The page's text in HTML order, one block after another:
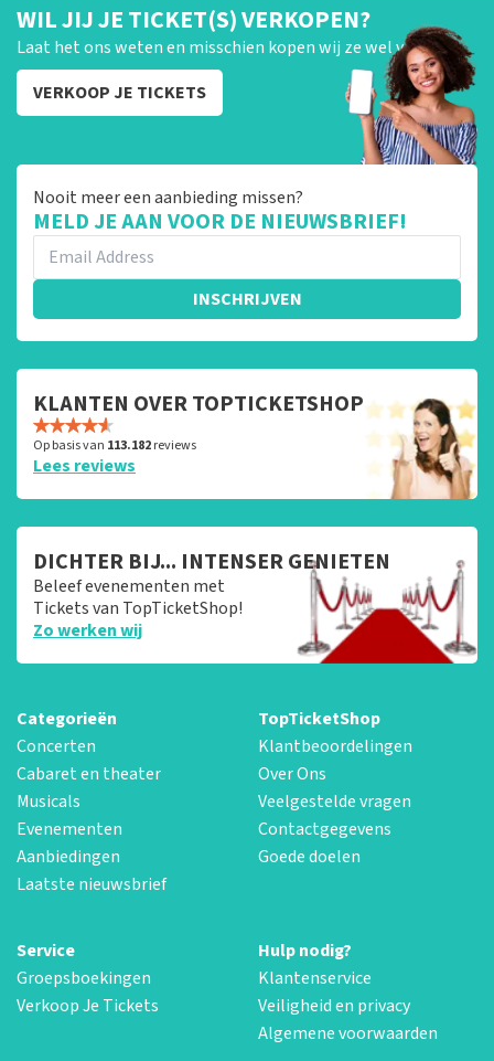
WIL JIJ JE TICKET(S) VERKOPEN?
Laat het ons weten en misschien kopen wij ze wel van je!
VERKOOP JE TICKETS
Nooit meer een aanbieding missen?
MELD JE AAN VOOR DE NIEUWSBRIEF!
INSCHRIJVEN
KLANTEN OVER TOPTICKETSHOP
Op basis van 113.182reviews
Lees reviews
DICHTER BIJ... INTENSER GENIETEN
Beleef evenementen met
Tickets van TopTicketShop!
Zo werken wij
Categorieën
Concerten
Cabaret en theater
Musicals
Evenementen
Aanbiedingen
Laatste nieuwsbrief
TopTicketShop
Klantbeoordelingen
Over Ons
Veelgestelde vragen
Contactgegevens
Goede doelen
Service
Groepsboekingen
Verkoop Je Tickets
Hulp nodig?
Klantenservice
Veiligheid en privacy
Algemene voorwaarden